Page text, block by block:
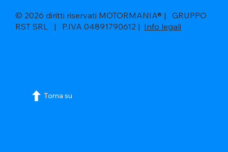
© 2026 diritti riservati MOTORMANIA® | GRUPPO
RST SRL | P.IVA 04891790612 | Info legali
Torna su